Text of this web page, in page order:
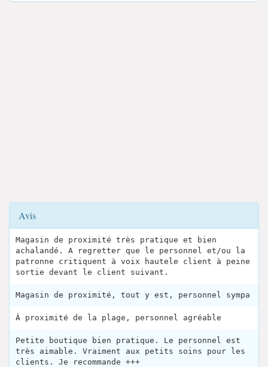
Avis
Magasin de proximité très pratique et bien
achalandé. A regretter que le personnel et/ou la
patronne critiquent à voix hautele client à peine
sortie devant le client suivant.
Magasin de proximité, tout y est, personnel sympa
À proximité de la plage, personnel agréable
Petite boutique bien pratique. Le personnel est
très aimable. Vraiment aux petits soins pour les
clients. Je recommande +++